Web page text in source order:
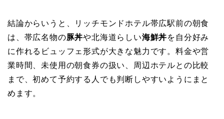
結論からいうと、リッチモンドホテル帯広駅前の朝食
は、帯広名物の豚丼や北海道らしい海鮮丼を自分好み
に作れるビュッフェ形式が大きな魅力です。料金や営
業時間、未使用の朝食券の扱い、周辺ホテルとの比較
まで、初めて予約する人でも判断しやすいようにまと
めます。